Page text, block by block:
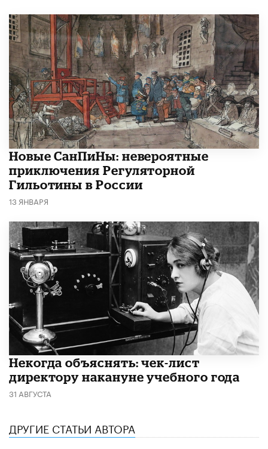
Новые СанПиНы: невероятные
приключения Регуляторной
Гильотины в России
13 ЯНВАРЯ
Некогда объяснять: чек-лист
директору накануне учебного года
31 АВГУСТА
ДРУГИЕ СТАТЬИ АВТОРА